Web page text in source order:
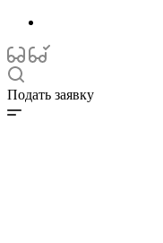
Подать заявку